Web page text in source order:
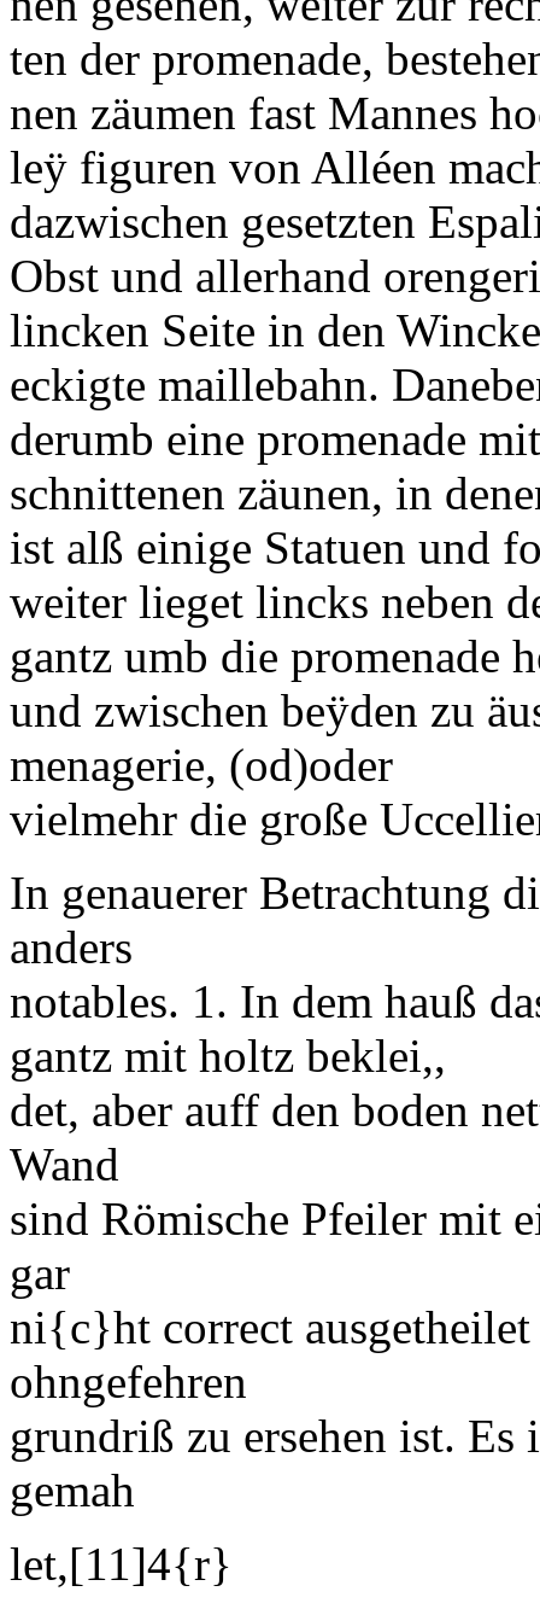
ten der promenade,
nen zäumen fast Mannes
leÿ figuren von Alléen
dazwischen gesetzten
Obst und allerhand
lincken Seite in den
eckigte maillebahn.
derumb eine promenade
schnittenen zäunen, in
ist alß einige Statuen und
weiter lieget lincks neben
gantz umb die promenade
und zwischen beÿden zu
menagerie, (od)oder
vielmehr die große
In genauerer Betrachtung
anders
notables. 1. In dem hauß
gantz mit holtz beklei,,
det, aber auff den boden
Wand
sind Römische Pfeiler mit
gar
ni{c}ht correct
ohngefehren
grundriß zu ersehen ist.
gemah
let,[11]4{r}